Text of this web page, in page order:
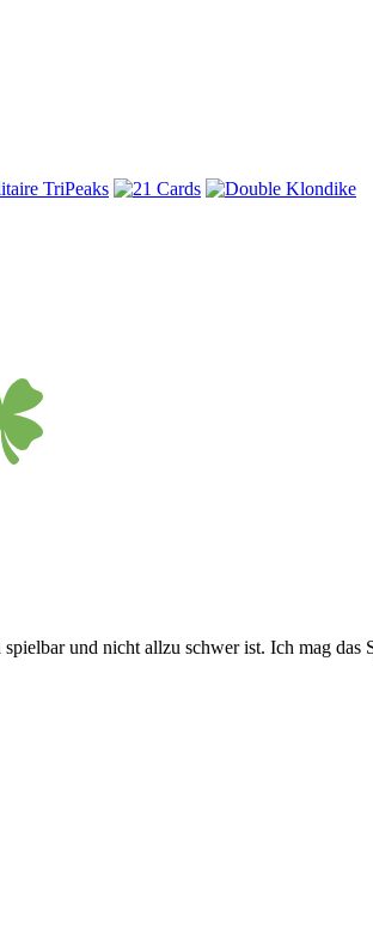
und nicht allzu schwer ist. Ich mag das